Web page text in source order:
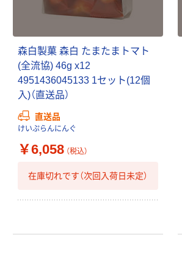
森白製菓 森白 たまたまトマト
(全流協) 46g x12
4951436045133 1セット(12個
入)（直送品）
直送品
けいぷらんにんぐ
￥6,058 （税込）
在庫切れです（次回入荷日未定）